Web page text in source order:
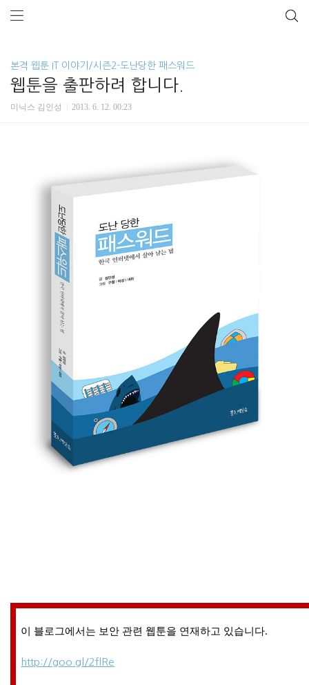
본격 웹툰 IT 이야기/시즌2-도난당한 패스워드
웹툰을 출판하려 합니다.
미닉스 김인성 2013. 6. 12. 00:23
이 블로그에서는 보안 관련 웹툰을 연재하고 있습니다.
http://goo.gl/2flRe